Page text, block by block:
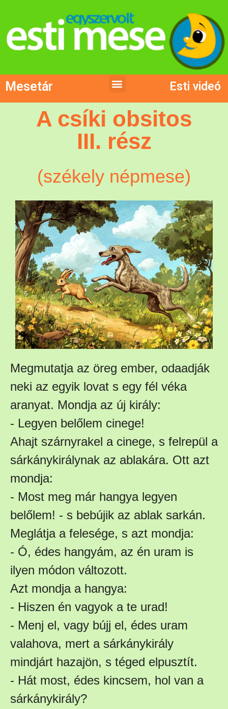
Mesetár Esti videó
A csíki obsitos
III. rész
(székely népmese)
Megmutatja az öreg ember, odaadják
neki az egyik lovat s egy fél véka
aranyat. Mondja az új király:
- Legyen belőlem cinege!
Ahajt szárnyrakel a cinege, s felrepül a
sárkánykirálynak az ablakára. Ott azt
mondja:
- Most meg már hangya legyen
belőlem! - s bebújik az ablak sarkán.
Meglátja a felesége, s azt mondja:
- Ó, édes hangyám, az én uram is
ilyen módon változott.
Azt mondja a hangya:
- Hiszen én vagyok a te urad!
- Menj el, vagy bújj el, édes uram
valahova, mert a sárkánykirály
mindjárt hazajön, s téged elpusztít.
- Hát most, édes kincsem, hol van a
sárkánykirály?